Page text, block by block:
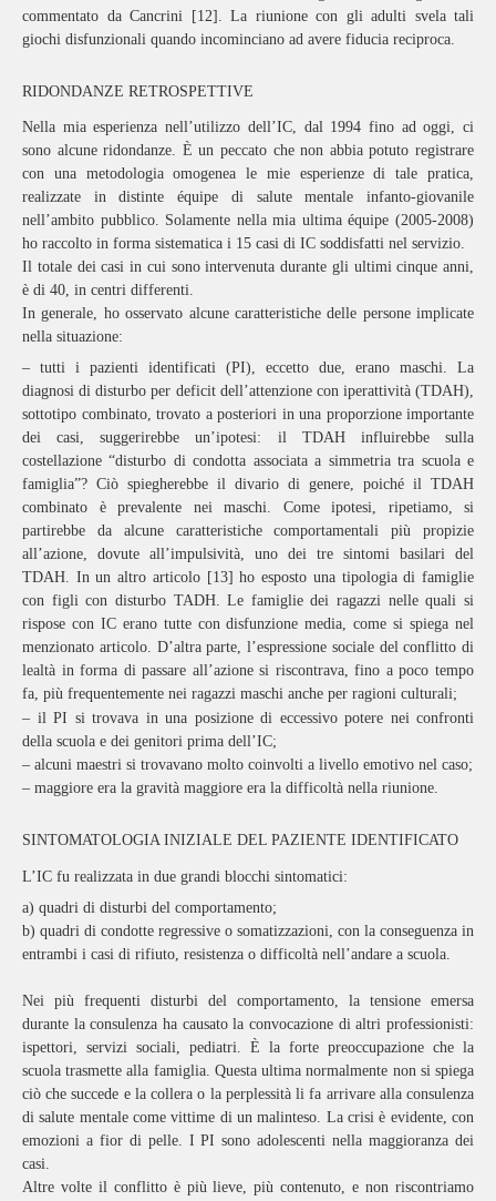
commentato da Cancrini [12]. La riunione con gli adulti svela tali
giochi disfunzionali quando incominciano ad avere fiducia reciproca.
RIDONDANZE RETROSPETTIVE
Nella mia esperienza nell’utilizzo dell’IC, dal 1994 fino ad oggi, ci
sono alcune ridondanze. È un peccato che non abbia potuto registrare
con una metodologia omogenea le mie esperienze di tale pratica,
realizzate in distinte équipe di salute mentale infanto-giovanile
nell’ambito pubblico. Solamente nella mia ultima équipe (2005-2008)
ho raccolto in forma sistematica i 15 casi di IC soddisfatti nel servizio.
Il totale dei casi in cui sono intervenuta durante gli ultimi cinque anni,
è di 40, in centri differenti.
In generale, ho osservato alcune caratteristiche delle persone implicate
nella situazione:
– tutti i pazienti identificati (PI), eccetto due, erano maschi. La
diagnosi di disturbo per deficit dell’attenzione con iperattività (TDAH),
sottotipo combinato, trovato a posteriori in una proporzione importante
dei casi, suggerirebbe un’ipotesi: il TDAH influirebbe sulla
costellazione “disturbo di condotta associata a simmetria tra scuola e
famiglia”? Ciò spiegherebbe il divario di genere, poiché il TDAH
combinato è prevalente nei maschi. Come ipotesi, ripetiamo, si
partirebbe da alcune caratteristiche comportamentali più propizie
all’azione, dovute all’impulsività, uno dei tre sintomi basilari del
TDAH. In un altro articolo [13] ho esposto una tipologia di famiglie
con figli con disturbo TADH. Le famiglie dei ragazzi nelle quali si
rispose con IC erano tutte con disfunzione media, come si spiega nel
menzionato articolo. D’altra parte, l’espressione sociale del conflitto di
lealtà in forma di passare all’azione si riscontrava, fino a poco tempo
fa, più frequentemente nei ragazzi maschi anche per ragioni culturali;
– il PI si trovava in una posizione di eccessivo potere nei confronti
della scuola e dei genitori prima dell’IC;
– alcuni maestri si trovavano molto coinvolti a livello emotivo nel caso;
– maggiore era la gravità maggiore era la difficoltà nella riunione.
SINTOMATOLOGIA INIZIALE DEL PAZIENTE IDENTIFICATO
L’IC fu realizzata in due grandi blocchi sintomatici:
a) quadri di disturbi del comportamento;
b) quadri di condotte regressive o somatizzazioni, con la conseguenza in
entrambi i casi di rifiuto, resistenza o difficoltà nell’andare a scuola.
Nei più frequenti disturbi del comportamento, la tensione emersa
durante la consulenza ha causato la convocazione di altri professionisti:
ispettori, servizi sociali, pediatri. È la forte preoccupazione che la
scuola trasmette alla famiglia. Questa ultima normalmente non si spiega
ciò che succede e la collera o la perplessità li fa arrivare alla consulenza
di salute mentale come vittime di un malinteso. La crisi è evidente, con
emozioni a fior di pelle. I PI sono adolescenti nella maggioranza dei
casi.
Altre volte il conflitto è più lieve, più contenuto, e non riscontriamo